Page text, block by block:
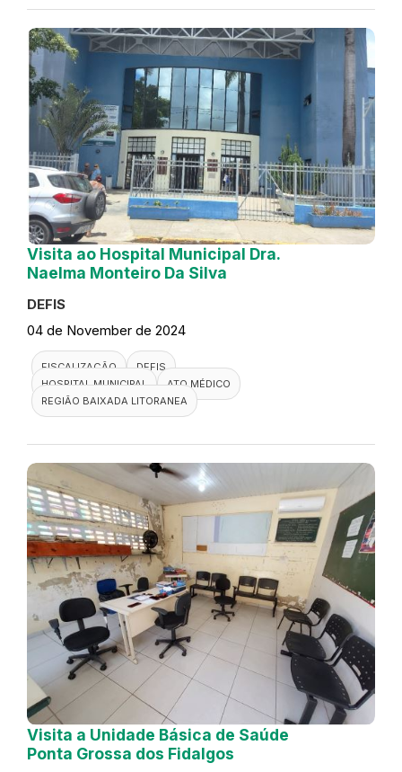
Visita ao Hospital Municipal Dra.
Naelma Monteiro Da Silva
DEFIS
04 de November de 2024
FISCALIZAÇÃO
DEFIS
HOSPITAL MUNICIPAL
ATO MÉDICO
REGIÃO BAIXADA LITORANEA
Visita a Unidade Básica de Saúde
Ponta Grossa dos Fidalgos